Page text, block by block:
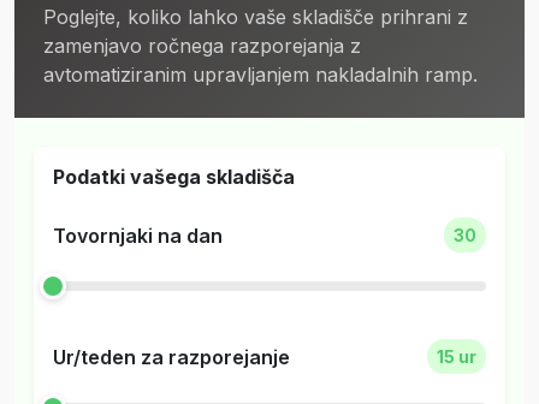
Poglejte, koliko lahko vaše skladišče prihrani z
zamenjavo ročnega razporejanja z
avtomatiziranim upravljanjem nakladalnih ramp.
Podatki vašega skladišča
Tovornjaki na dan 30
Ur/teden za razporejanje 15 ur